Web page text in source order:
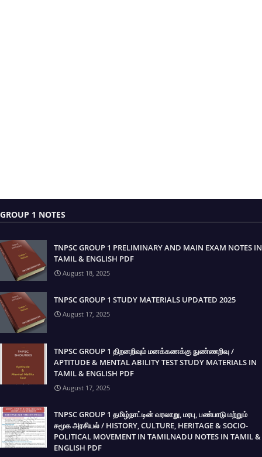
GROUP 1 NOTES
TNPSC GROUP 1 PRELIMINARY AND MAIN EXAM NOTES IN
TAMIL & ENGLISH PDF
August 18, 2025
TNPSC GROUP 1 STUDY MATERIALS UPDATED 2025
August 17, 2025
TNPSC GROUP 1 திறனறிவும் மனக்கணக்கு நுண்ணறிவு /
APTITUDE & MENTAL ABILITY TEST STUDY MATERIALS IN
TAMIL & ENGLISH PDF
August 17, 2025
TNPSC GROUP 1 தமிழ்நாட்டின் வரலாறு, மரபு, பண்பாடு மற்றும்
சமூக அரசியல் / HISTORY, CULTURE, HERITAGE & SOCIO-
POLITICAL MOVEMENT IN TAMILNADU NOTES IN TAMIL &
ENGLISH PDF